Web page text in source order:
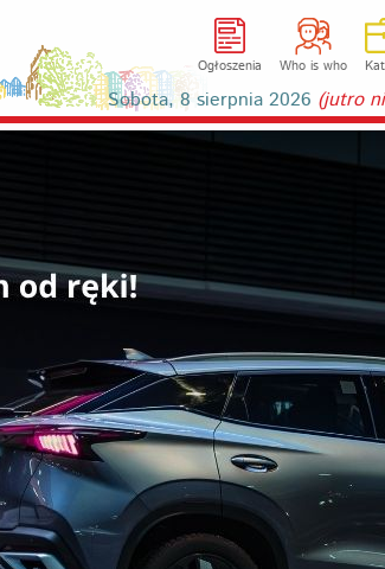
Ogłoszenia Who is who
Sobota, 8 sierpnia 2026 (jutro